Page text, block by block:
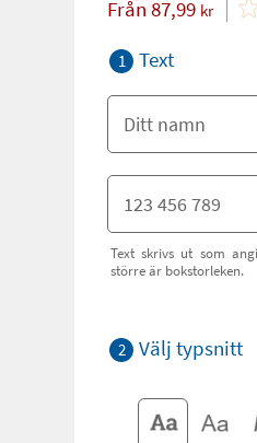
Från 87,99 kr
1 Text
Text skrivs ut som
större är bokstorleken.
2 Välj typsnitt